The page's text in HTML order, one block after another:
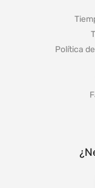
Política